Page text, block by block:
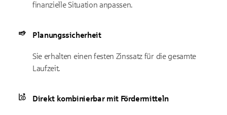
finanzielle Situation anpassen.
Planungssicherheit
Sie erhalten einen festen Zinssatz für die gesamte
Laufzeit.
Direkt kombinierbar mit Fördermitteln